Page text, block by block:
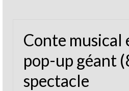
Conte musical
pop-up géant
spectacle